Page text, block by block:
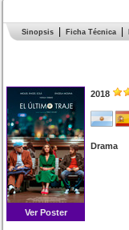
Sinopsis Ficha Técnica
Ver Poster
2018
Drama